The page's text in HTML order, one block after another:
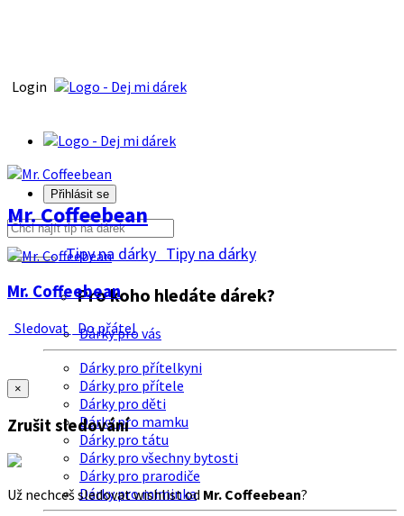
Login
Přihlásit se
Tipy na dárky Tipy na dárky
Pro koho hledáte dárek?
Dárky pro vás
Dárky pro přítelkyni
Dárky pro přítele
Dárky pro děti
Dárky pro mamku
Dárky pro tátu
Dárky pro všechny bytosti
Dárky pro prarodiče
Dárky pro miminka
Mr. Coffeebean
Mr. Coffeebean
Sledovat Do přátel
×
Zrušit sledování
Už nechceš sledovat wishlist od Mr. Coffeebean?